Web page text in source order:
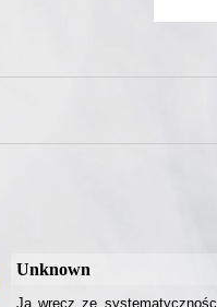
Unknown
Ja wręcz ze